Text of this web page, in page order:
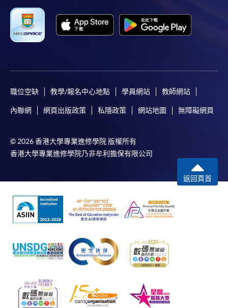
職位空缺 教學/報名中心地點 學員網站 教師網站
內聯網 網頁出版政策 私隱政策 網站地圖 無障礙網頁
© 2026 香港大學專業進修學院 版權所有
香港大學專業進修學院乃非牟利擔保有限公司
返回頁首